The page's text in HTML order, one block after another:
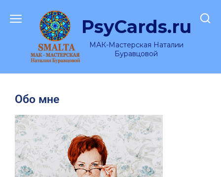
PsyCards.ru
МАК-Мастерская Наталии
Буравцовой
Обо мне